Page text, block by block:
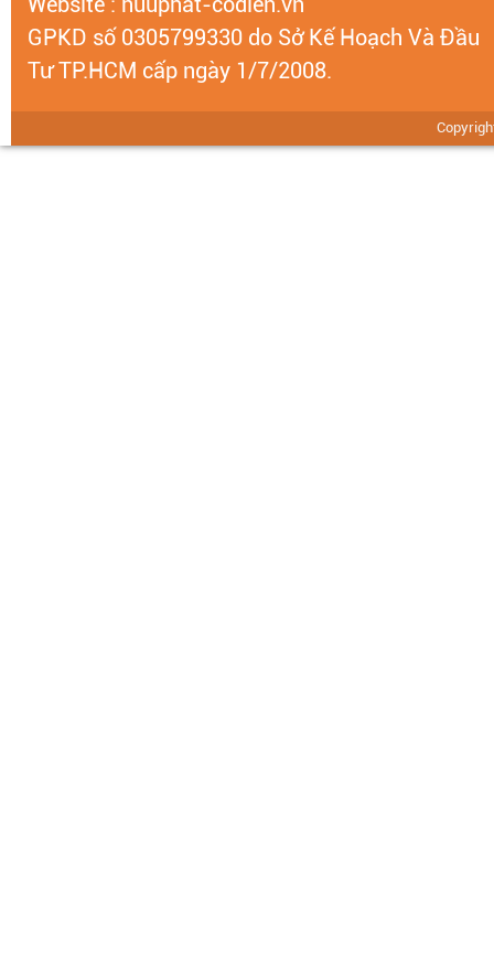
GPKD số 0305799330 do Sở Kế Hoạch Và Đầu
Tư TP.HCM cấp ngày 1/7/2008.